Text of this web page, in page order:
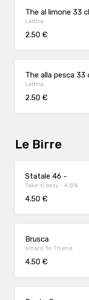
The al limone 33 cl
Lattina
2.50 €
The alla pesca 33
Lattina
2.50 €
Le Birre
Statale 46 -
Take iti easy - 4.8%
4.50 €
Brusca
Amaro fin Thiene
4.50 €